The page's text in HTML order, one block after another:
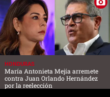
HONDURAS
María Antonieta Mejía arremete
contra Juan Orlando Hernández
por la reelección